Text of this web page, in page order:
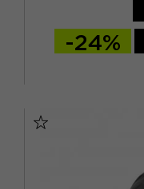
-24%